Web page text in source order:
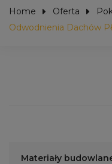
Home Oferta
Odwodnienia Dachów
Materiały